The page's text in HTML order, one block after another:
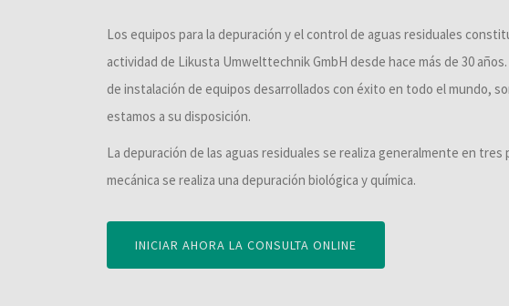
Los equipos para la depuración y el control de aguas residuales
actividad de Likusta Umwelttechnik GmbH desde hace más de 30
de instalación de equipos desarrollados con éxito en todo el mundo,
estamos a su disposición.
La depuración de las aguas residuales se realiza generalmente en tres
mecánica se realiza una depuración biológica y química.
INICIAR AHORA LA CONSULTA ONLINE